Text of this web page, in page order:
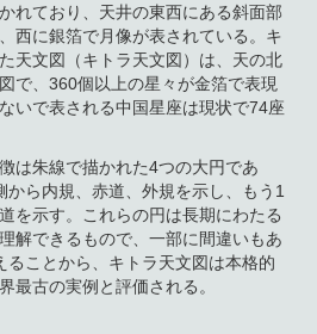
れており、天井の東西にある斜面部
西に銀箔で月像が表されている。キ
天文図（キトラ天文図）は、天の北
で、360個以上の星々が金箔で表現
いで表される中国星座は現状で74座
は朱線で描かれた4つの大円であ
から内規、赤道、外規を示し、もう1
を示す。これらの円は長期にわたる
解できるもので、一部に間違いもあ
ることから、キトラ天文図は本格的
最古の実例と評価される。